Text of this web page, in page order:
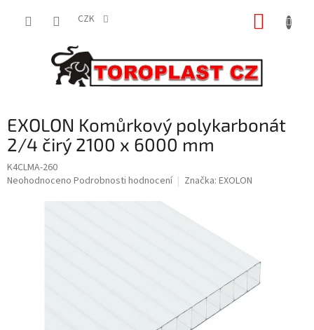
CZK
EXOLON Komůrkový polykarbonát
2/4 čirý 2100 x 6000 mm
K4CLMA-260
Průměrné
Neohodnoceno Podrobnosti hodnocení Značka: EXOLON